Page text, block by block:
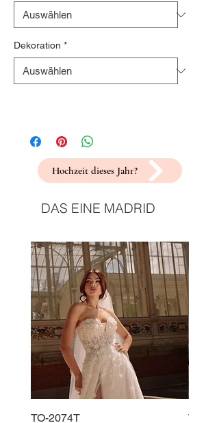
Dekoration *
Hochzeit dieses Jahr?
DAS EINE MADRID
TO-2074T TO-